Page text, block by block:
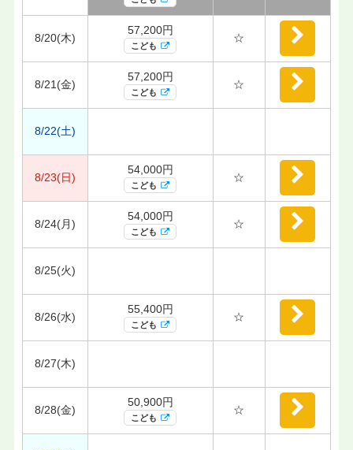
8/20(木)
57,200円
こども
☆
8/21(金)
57,200円
こども
☆
8/22(土)
8/23(日)
54,000円
こども
☆
8/24(月)
54,000円
こども
☆
8/25(火)
8/26(水)
55,400円
こども
☆
8/27(木)
8/28(金)
50,900円
こども
☆